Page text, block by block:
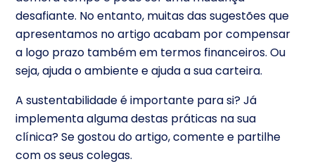
desafiante. No entanto, muitas das sugestões que
apresentamos no artigo acabam por compensar
a logo prazo também em termos financeiros. Ou
seja, ajuda o ambiente e ajuda a sua carteira.
A sustentabilidade é importante para si? Já
implementa alguma destas práticas na sua
clínica? Se gostou do artigo, comente e partilhe
com os seus colegas.